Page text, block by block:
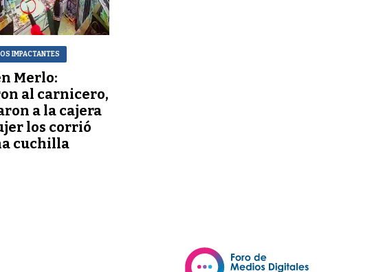
IMPACTANTES
Merlo:
al carnicero,
a la cajera
los corrió
cuchilla